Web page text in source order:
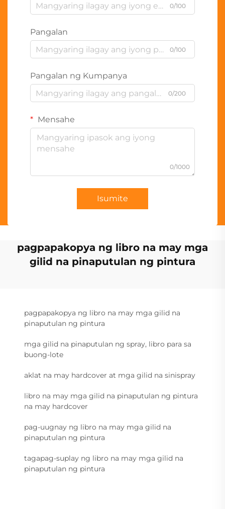
0/100
Pangalan
0/100
Pangalan ng Kumpanya
0/200
Mensahe
0/1000
Isumite
pagpapakopya ng libro na may mga
gilid na pinaputulan ng pintura
pagpapakopya ng libro na may mga gilid na
pinaputulan ng pintura
mga gilid na pinaputulan ng spray, libro para sa
buong-lote
aklat na may hardcover at mga gilid na sinispray
libro na may mga gilid na pinaputulan ng pintura
na may hardcover
pag-uugnay ng libro na may mga gilid na
pinaputulan ng pintura
tagapag-suplay ng libro na may mga gilid na
pinaputulan ng pintura